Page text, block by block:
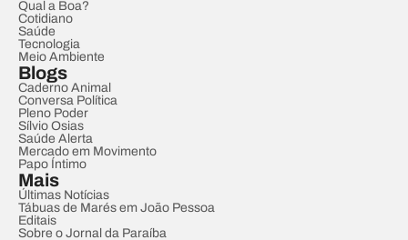
Qual a Boa?
Cotidiano
Saúde
Tecnologia
Meio Ambiente
Blogs
Caderno Animal
Conversa Política
Pleno Poder
Sílvio Osias
Saúde Alerta
Mercado em Movimento
Papo Íntimo
Mais
Últimas Notícias
Tábuas de Marés em João Pessoa
Editais
Sobre o Jornal da Paraíba